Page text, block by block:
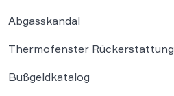
Abgasskandal
Thermofenster Rückerstattung
Bußgeldkatalog